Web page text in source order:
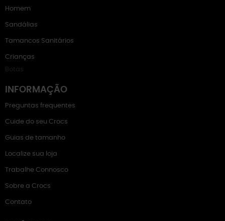
Homem
Sandálias
Tamancos Sanitários
Crianças
Botas
INFORMAÇÃO
Preguntas frequentes
Cuide do seu Crocs
Guias de tamanho
Localize sua loja
Trabalhe Connosco
Sobre a Crocs
Contato